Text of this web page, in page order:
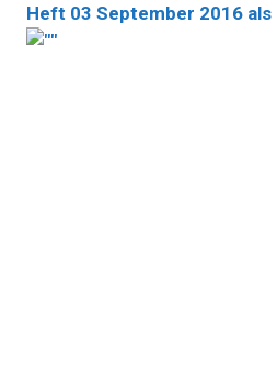
Heft 03 September 2016 als